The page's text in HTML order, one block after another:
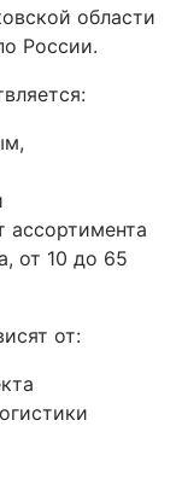
области
России.
ассортимента
от 10 до 65
от: